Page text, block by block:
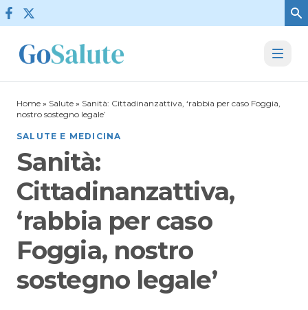
Vai al contenuto
Home » Salute » Sanità: Cittadinanzattiva, ‘rabbia per caso Foggia,
nostro sostegno legale’
SALUTE E MEDICINA
Sanità:
Cittadinanzattiva,
‘rabbia per caso
Foggia, nostro
sostegno legale’